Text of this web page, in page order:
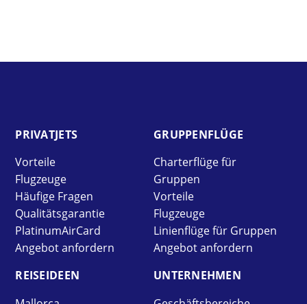
PRIVAT­JETS
Vorteile
Flugzeuge
Häufige Fragen
Qualitätsgarantie
PlatinumAirCard
Angebot anfordern
GRUPPEN­FLÜGE
Charterflüge für
Gruppen
Vorteile
Flugzeuge
Linienflüge für Gruppen
Angebot anfordern
REISE­IDEEN
UNTER­NEHMEN